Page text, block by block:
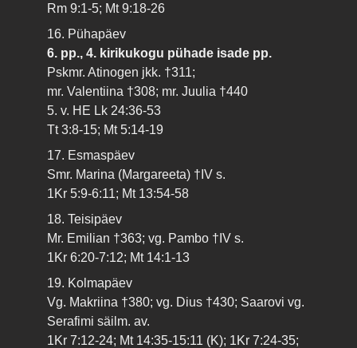
Rm 9:1-5; Mt 9:18-26
16. Pühapäev
6. pp., 4. kirikukogu pühade isade pp.
Pskmr. Atinogen jkk. †311;
mr. Valentiina †308; mr. Juulia †440
5. v. HE Lk 24:36-53
Tt 3:8-15; Mt 5:14-19
17. Esmaspäev
Smr. Marina (Margareeta) †IV s.
1Kr 5:9-6:11; Mt 13:54-58
18. Teisipäev
Mr. Emilian †363; vg. Pambo †IV s.
1Kr 6:20-7:12; Mt 14:1-13
19. Kolmapäev
Vg. Makriina †380; vg. Dius †430; Saarovi vg.
Serafimi säilm. av.
1Kr 7:12-24; Mt 14:35-15:11 (K); 1Kr 7:24-35;